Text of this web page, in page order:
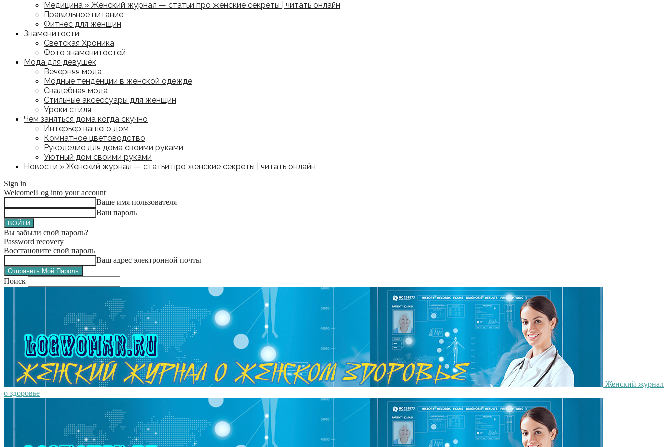
Медицина » Женский журнал — статьи про женские секреты | читать онлайн
Правильное питание
Фитнес для женщин
Знаменитости
Светская Хроника
Фото знаменитостей
Мода для девушек
Вечерняя мода
Модные тенденции в женской одежде
Свадебная мода
Стильные аксессуары для женщин
Уроки стиля
Чем заняться дома когда скучно
Интерьер вашего дом
Комнатное цветоводство
Рукоделие для дома своими руками
Уютный дом своими руками
Новости » Женский журнал — статьи про женские секреты | читать онлайн
Sign in
Welcome!Log into your account
Ваше имя пользователя
Ваш пароль
Вы забыли свой пароль?
Password recovery
Восстановите свой пароль
Ваш адрес электронной почты
Поиск
Женский журнал
о здоровье